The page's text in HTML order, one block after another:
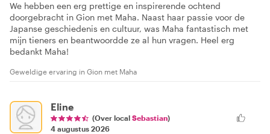
We hebben een erg prettige en inspirerende ochtend
doorgebracht in Gion met Maha. Naast haar passie voor de
Japanse geschiedenis en cultuur, was Maha fantastisch met
mijn tieners en beantwoordde ze al hun vragen. Heel erg
bedankt Maha!
Geweldige ervaring in Gion met Maha
Eline
(Over local Sebastian)
4 augustus 2026